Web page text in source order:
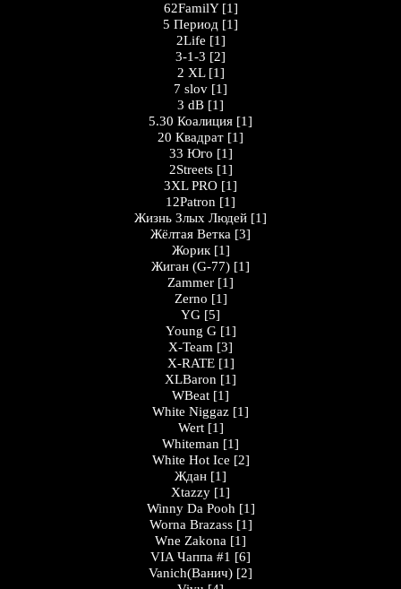
62FamilY [1]
5 Период [1]
2Life [1]
3-1-3 [2]
2 XL [1]
7 slov [1]
3 dB [1]
5.30 Коалиция [1]
20 Квадрат [1]
33 Юго [1]
2Streets [1]
3XL PRO [1]
12Patron [1]
Жизнь Злых Людей [1]
Жёлтая Ветка [3]
Жорик [1]
Жигaн (G-77) [1]
Zammer [1]
Zerno [1]
YG [5]
Young G [1]
X-Team [3]
X-RATE [1]
XLBaron [1]
WBeat [1]
White Niggaz [1]
Wert [1]
Whiteman [1]
White Hot Ice [2]
Ждан [1]
Xtazzy [1]
Winny Da Pooh [1]
Worna Brazass [1]
Wne Zakona [1]
VIA Чаппа #1 [6]
Vanich(Ванич) [2]